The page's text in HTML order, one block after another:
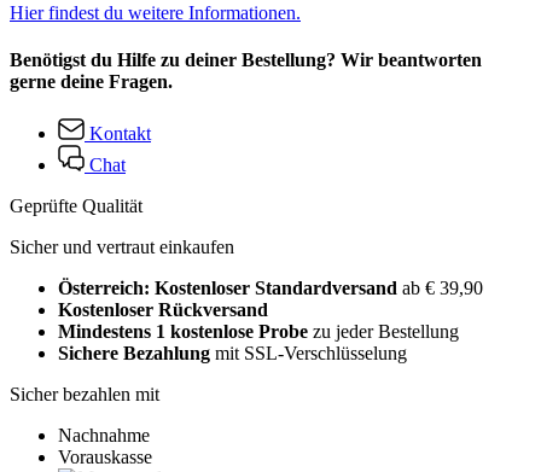
Hier findest du weitere Informationen.
Benötigst du Hilfe zu deiner Bestellung? Wir beantworten
gerne deine Fragen.
Kontakt
Chat
Geprüfte Qualität
Sicher und vertraut einkaufen
Österreich: Kostenloser Standardversand ab € 39,90
Kostenloser Rückversand
Mindestens 1 kostenlose Probe zu jeder Bestellung
Sichere Bezahlung mit SSL-Verschlüsselung
Sicher bezahlen mit
Nachnahme
Vorauskasse